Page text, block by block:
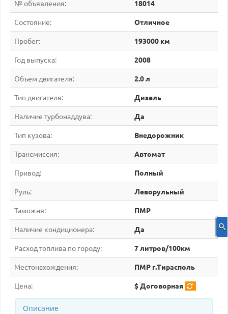
№ объявления: 18014
Состояние: Отличное
Пробег: 193000 км
Год выпуска: 2008
Объем двигателя: 2.0 л
Тип двигателя: Дизель
Наличие турбонаддува: Да
Тип кузова: Внедорожник
Трансмиссия: Автомат
Привод: Полный
Руль: Леворульный
Таможня: ПМР
Наличие кондиционера: Да
Расход топлива по городу: 7 литров/100км
Местонахождения: ПМР г.Тирасполь
Цена: $ Договорная
Описание